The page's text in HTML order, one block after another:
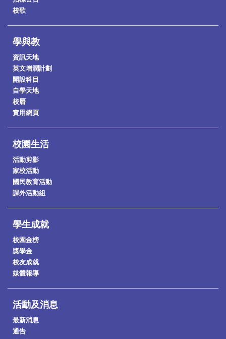
校歌
學與教
資訊天地
英文增潤計劃
開設科目
自學天地
校曆
實用網頁
校園生活
活動剪影
家校活動
國民教育活動
課外活動組
學生成就
校園金榜
獎學金
校友成就
媒體報導
活動及消息
最新消息
通告